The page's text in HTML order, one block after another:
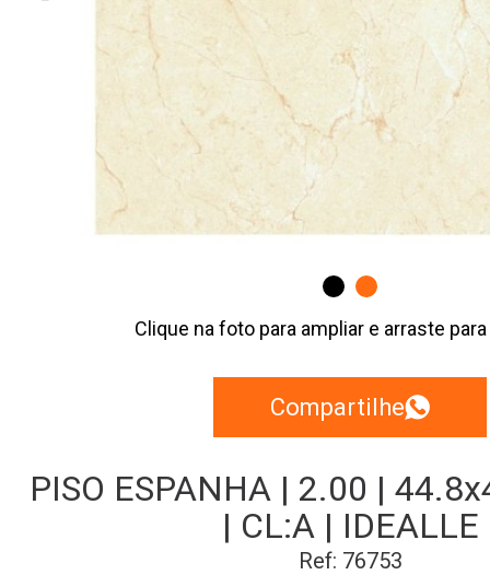
Clique na foto para ampliar e arraste
Compartilhe
PISO ESPANHA | 2.00 |
| CL:A | IDEALLE
Ref: 76753